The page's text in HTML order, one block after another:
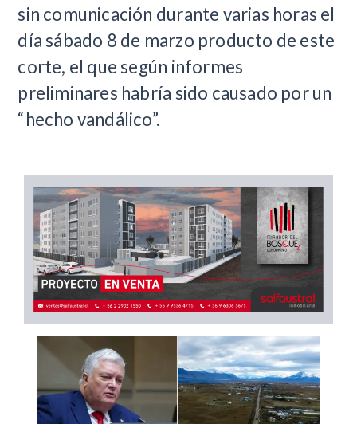
sin comunicación durante varias horas el
día sábado 8 de marzo producto de este
corte, el que según informes
preliminares habría sido causado por un
“hecho vandálico”.